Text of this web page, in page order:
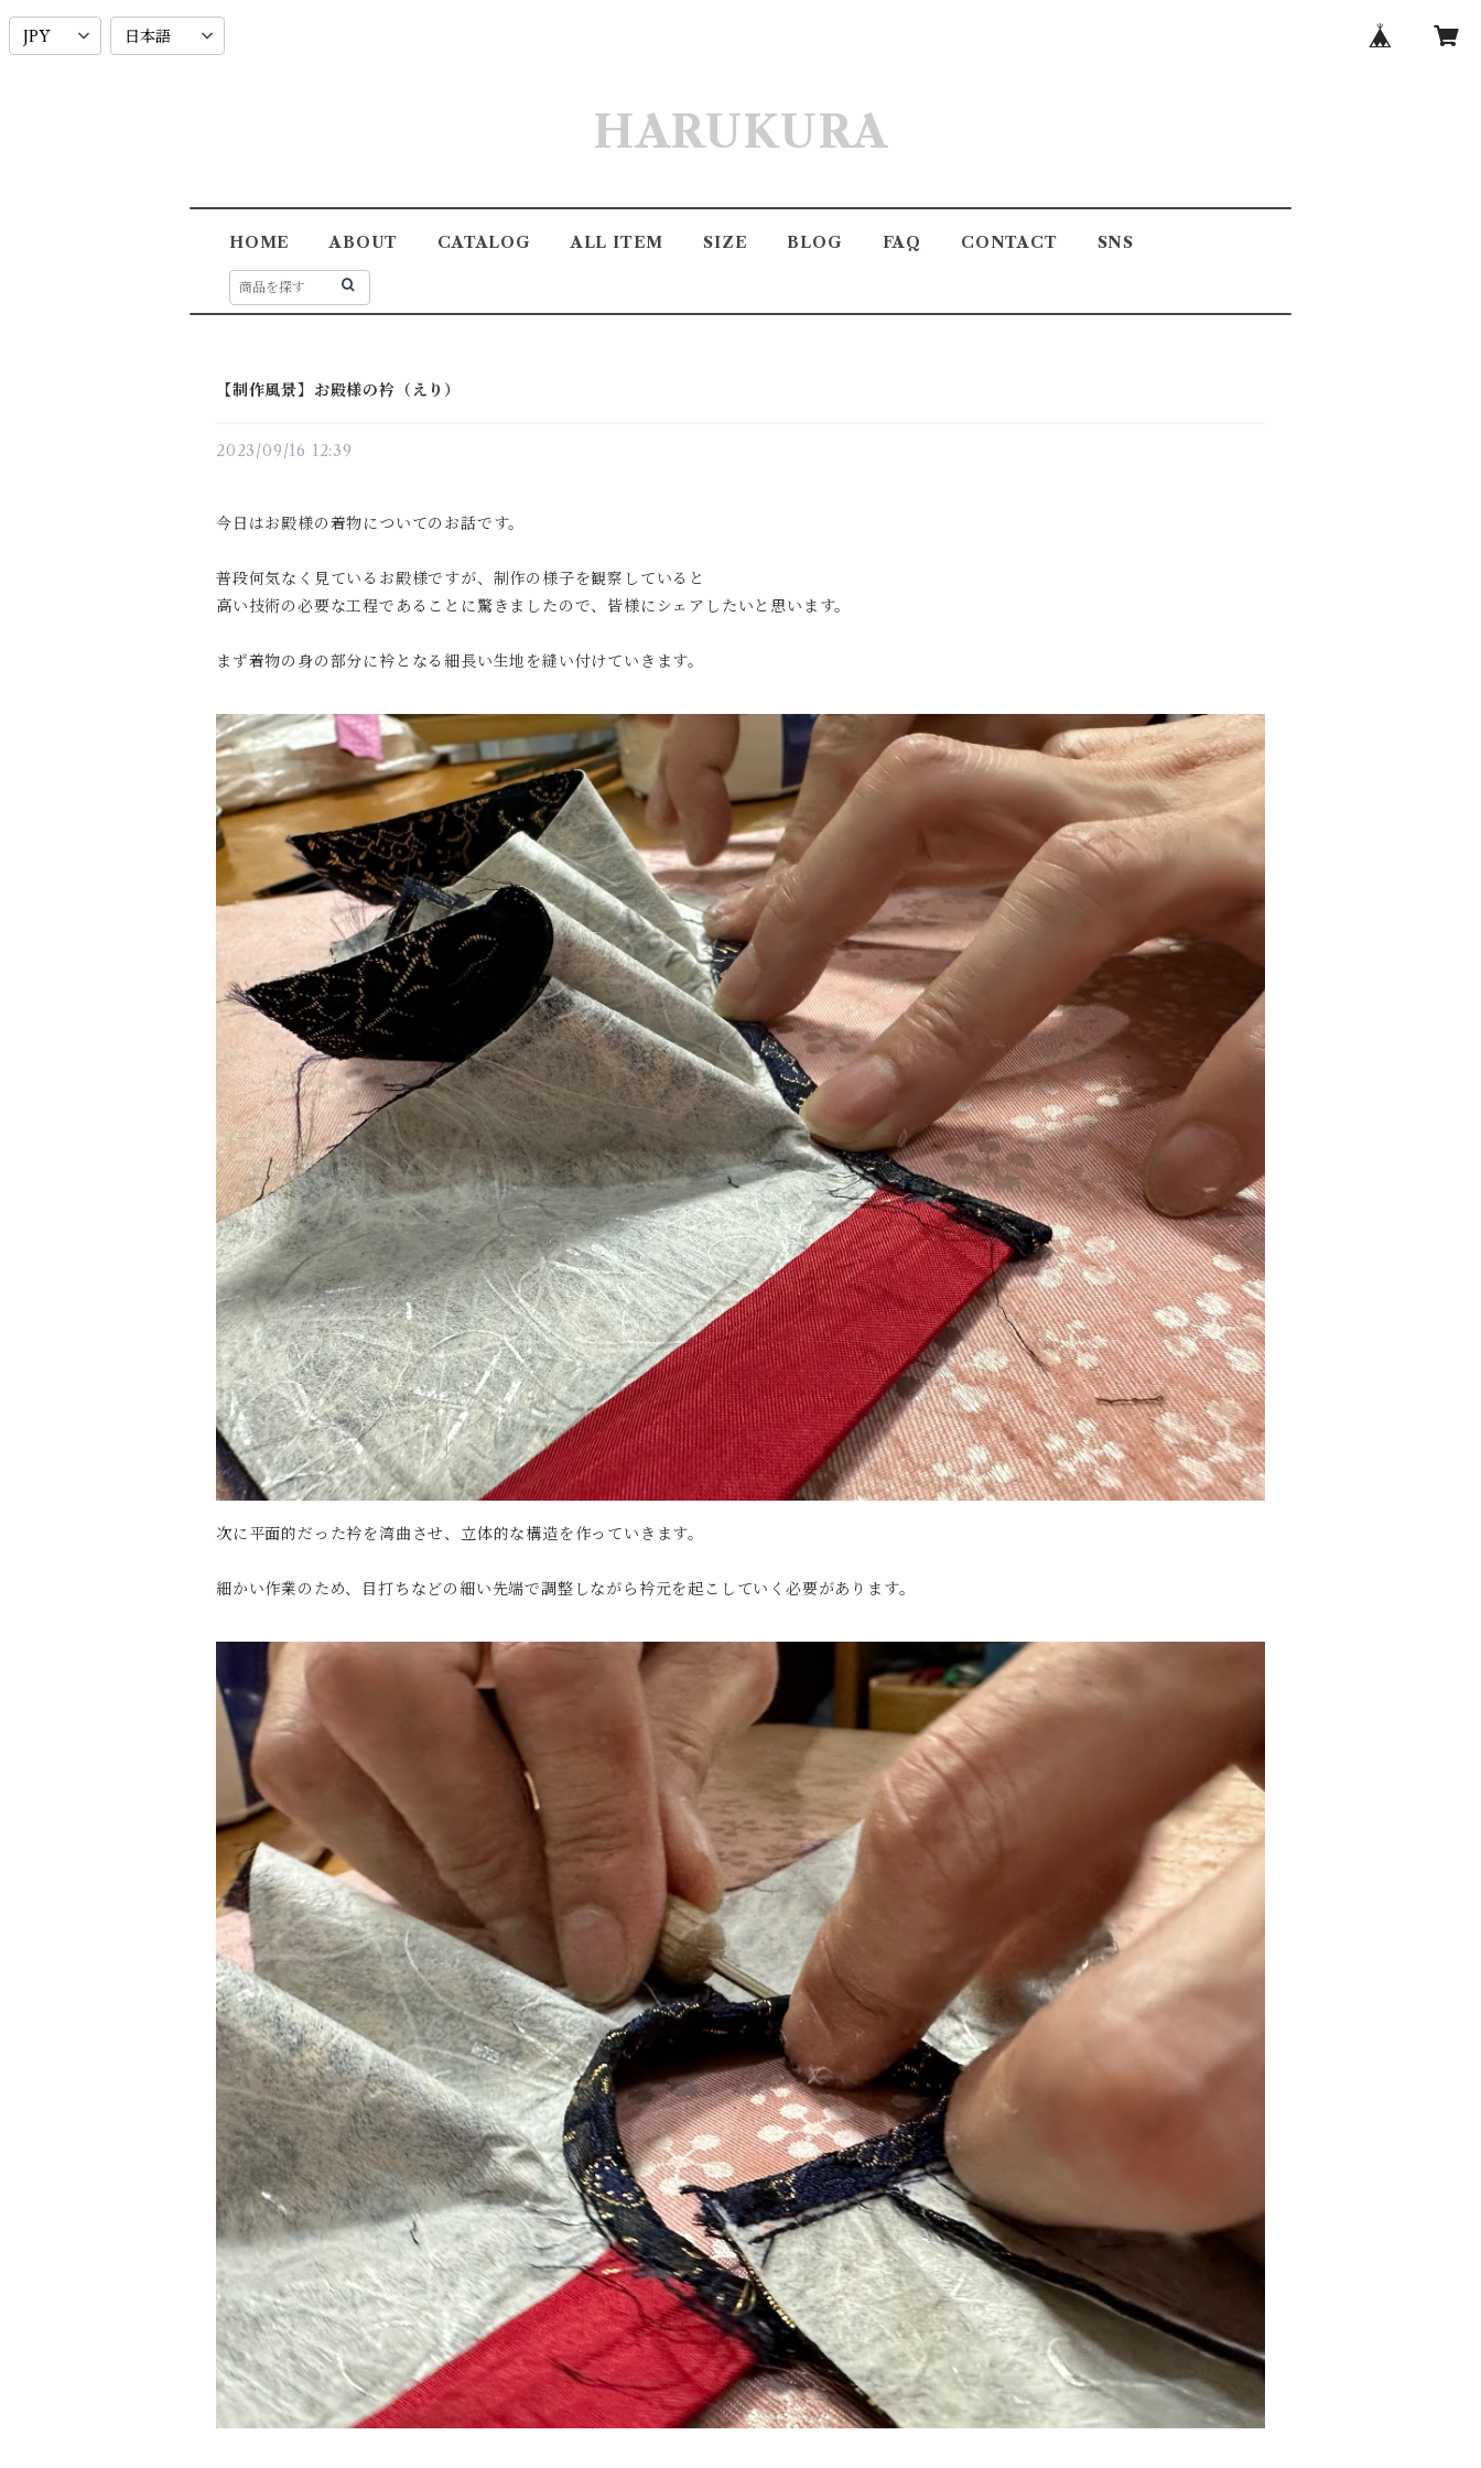
HARUKURA
HOME ABOUT CATALOG ALL ITEM SIZE BLOG FAQ CONTACT SNS
【制作風景】お殿様の衿（えり）
2023/09/16 12:39
今日はお殿様の着物についてのお話です。
普段何気なく見ているお殿様ですが、制作の様子を観察していると
高い技術の必要な工程であることに驚きましたので、皆様にシェアしたいと思います。
まず着物の身の部分に衿となる細長い生地を縫い付けていきます。
次に平面的だった衿を湾曲させ、立体的な構造を作っていきます。
細かい作業のため、目打ちなどの細い先端で調整しながら衿元を起こしていく必要があります。